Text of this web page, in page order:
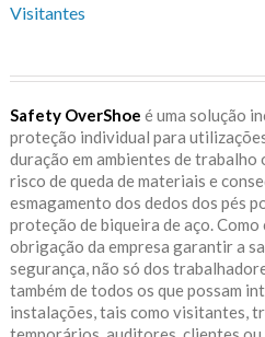
Visitantes
Safety OverShoe é uma solução
proteção individual para
duração em ambientes de trabalho
risco de queda de materiais e
esmagamento dos dedos dos pés
proteção de biqueira de aço.
obrigação da empresa garantir a
segurança, não só dos
também de todos os que possam
instalações, tais como visitantes,